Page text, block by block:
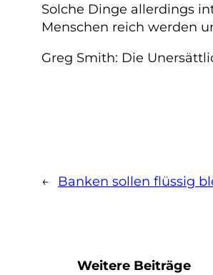
Solche Dinge allerdings
Menschen reich werden
Greg Smith: Die
← Banken sollen flüssig
Weitere Beiträge